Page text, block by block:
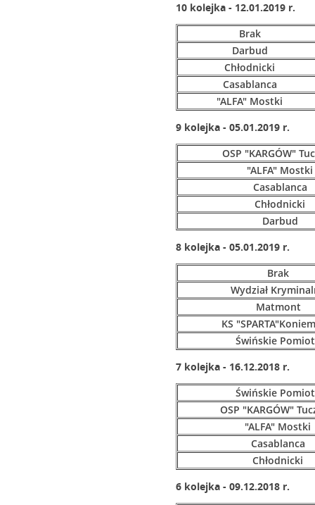
10 kolejka - 12.01.2019 r.
Brak
Darbud
Chłodnicki
Casablanca
"ALFA" Mostki
9 kolejka - 05.01.2019 r.
OSP "KARGÓW"
"ALFA" Mostki
Casablanca
Chłodnicki
Darbud
8 kolejka - 05.01.2019 r.
Brak
Wydział
Matmont
KS
Świńskie
7 kolejka - 16.12.2018 r.
Świńskie
OSP "KARGÓW"
"ALFA" Mostki
Casablanca
Chłodnicki
6 kolejka - 09.12.2018 r.